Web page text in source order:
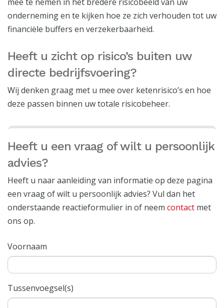
mee te nemen in het bredere risicobeeld van uw
onderneming en te kijken hoe ze zich verhouden tot uw
financiële buffers en verzekerbaarheid.
Heeft u zicht op risico’s buiten uw
directe bedrijfsvoering?
Wij denken graag met u mee over ketenrisico’s en hoe
deze passen binnen uw totale risicobeheer.
Heeft u een vraag of wilt u persoonlijk
advies?
Heeft u naar aanleiding van informatie op deze pagina
een vraag of wilt u persoonlijk advies? Vul dan het
onderstaande reactieformulier in of neem contact met
ons op.
Voornaam
Tussenvoegsel(s)